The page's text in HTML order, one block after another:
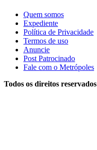
Quem somos
Expediente
Política de Privacidade
Termos de uso
Anuncie
Post Patrocinado
Fale com o Metrópoles
Todos os direitos reservados